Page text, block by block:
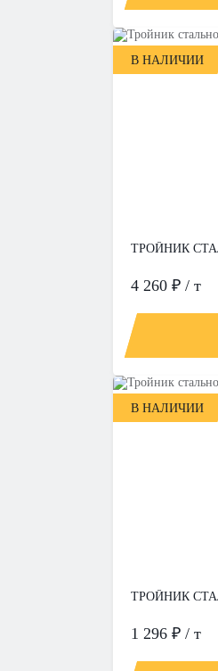
В НАЛИЧИИ
ТРОЙНИК
4 260 ₽ / т
В НАЛИЧИИ
ТРОЙНИК
1 296 ₽ / т